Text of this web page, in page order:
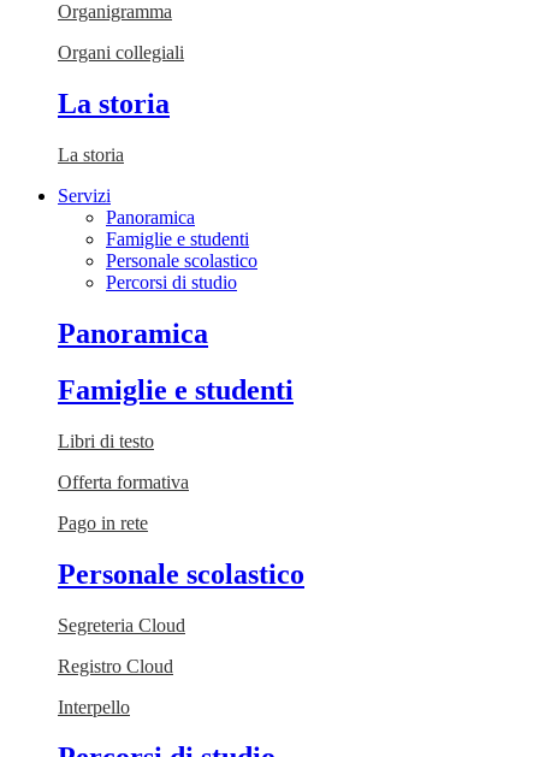
Organigramma
Organi collegiali
La storia
La storia
Servizi
Panoramica
Famiglie e studenti
Personale scolastico
Percorsi di studio
Panoramica
Famiglie e studenti
Libri di testo
Offerta formativa
Pago in rete
Personale scolastico
Segreteria Cloud
Registro Cloud
Interpello